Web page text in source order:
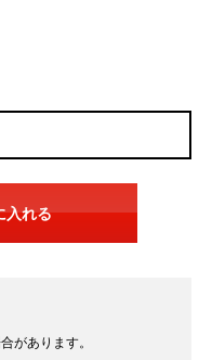
があります。